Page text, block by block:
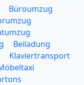
Büroumzug
Beiladung
Klaviertransport